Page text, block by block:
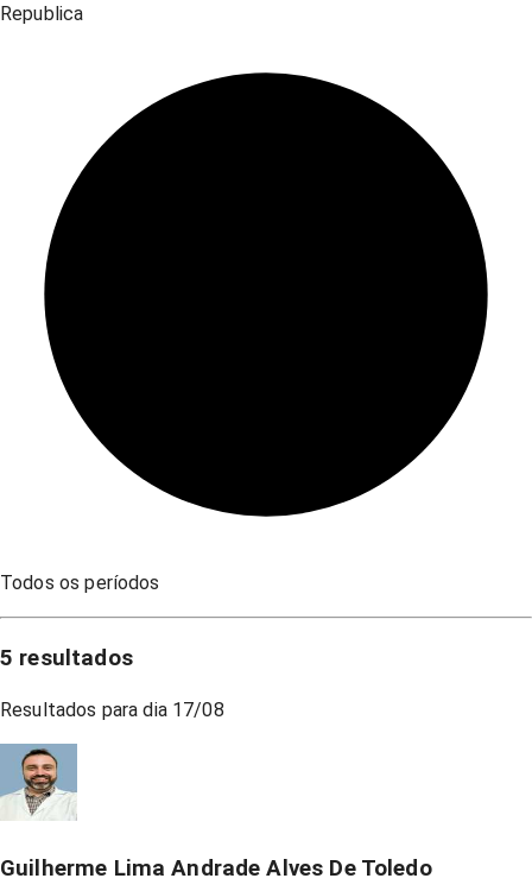
Republica
Todos os períodos
5 resultados
Resultados para dia 17/08
Guilherme Lima Andrade Alves De Toledo